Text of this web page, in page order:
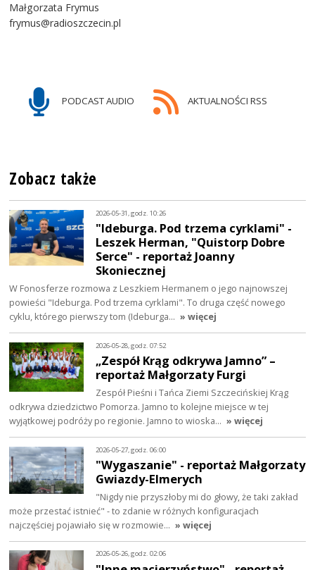
Małgorzata Frymus
frymus@radioszczecin.pl
PODCAST AUDIO AKTUALNOŚCI RSS
Zobacz także
2026-05-31, godz. 10:26
"Ideburga. Pod trzema cyrklami" -
Leszek Herman, "Quistorp Dobre
Serce" - reportaż Joanny
Skoniecznej
W Fonosferze rozmowa z Leszkiem Hermanem o jego najnowszej
powieści "Ideburga. Pod trzema cyrklami". To druga część nowego
cyklu, którego pierwszy tom (Ideburga… » więcej
2026-05-28, godz. 07:52
„Zespół Krąg odkrywa Jamno” –
reportaż Małgorzaty Furgi
Zespół Pieśni i Tańca Ziemi Szczecińskiej Krąg
odkrywa dziedzictwo Pomorza. Jamno to kolejne miejsce w tej
wyjątkowej podróży po regionie. Jamno to wioska… » więcej
2026-05-27, godz. 06:00
"Wygaszanie" - reportaż Małgorzaty
Gwiazdy-Elmerych
"Nigdy nie przyszłoby mi do głowy, że taki zakład
może przestać istnieć" - to zdanie w różnych konfiguracjach
najczęściej pojawiało się w rozmowie… » więcej
2026-05-26, godz. 02:06